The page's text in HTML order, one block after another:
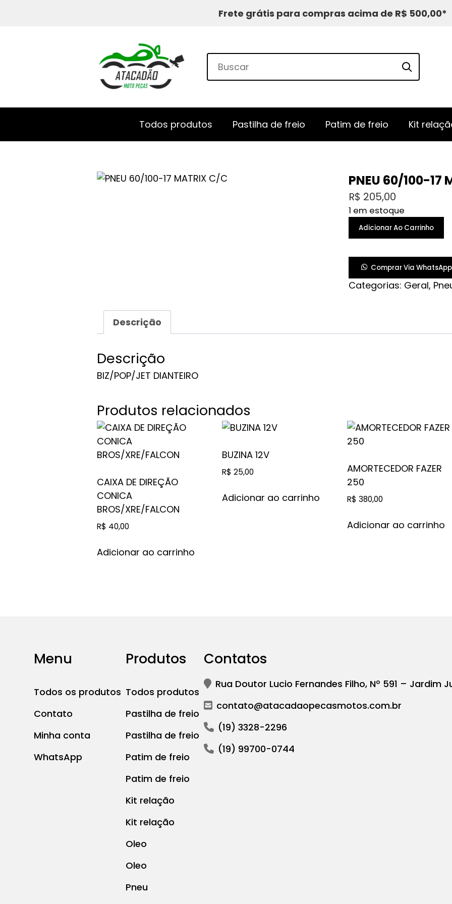
Frete grátis para compras acima de R$ 500,00*
Todos produtos Pastilha de freio Patim de freio Kit
PNEU 60/100-17
R$ 205,00
1 em estoque
PNEU
60/100-
MATRIX
C/C
quantidade
Adicionar Ao Carrinho
Comprar Via WhatsApp
Categorias: Geral,
Descrição
Descrição
BIZ/POP/JET DIANTEIRO
Produtos relacionados
CAIXA DE DIREÇÃO
CONICA
BROS/XRE/FALCON
R$ 40,00
Adicionar ao carrinho
BUZINA 12V
R$ 25,00
Adicionar ao carrinho
AMORTECEDOR FAZER
250
R$ 380,00
Adicionar ao carrinho
Menu
Todos os produtos
Contato
Minha conta
WhatsApp
Produtos
Todos produtos
Pastilha de freio
Pastilha de freio
Patim de freio
Patim de freio
Kit relação
Kit relação
Oleo
Oleo
Pneu
Contatos
Rua Doutor Lucio Fernandes Filho, Nº 591 – Jardim
contato@atacadaopecasmotos.com.br
(19) 3328-2296
(19) 99700-0744